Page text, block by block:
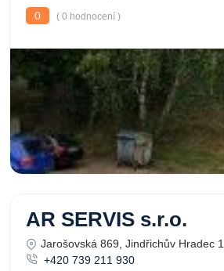
0
( 0 hodnocení )
AR SERVIS s.r.o.
Jarošovská 869, Jindřichův Hradec 1
+420 739 211 930